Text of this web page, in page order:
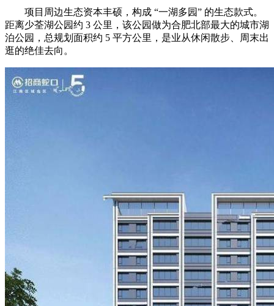
项目周边生态资本丰硕，构成 “一湖多园” 的生态款式。
距离少荃湖公园约 3 公里，该公园做为合肥北部最大的城市湖
泊公园，总规划面积约 5 平方公里，是业从休闲散步、周末出
逛的绝佳去向。